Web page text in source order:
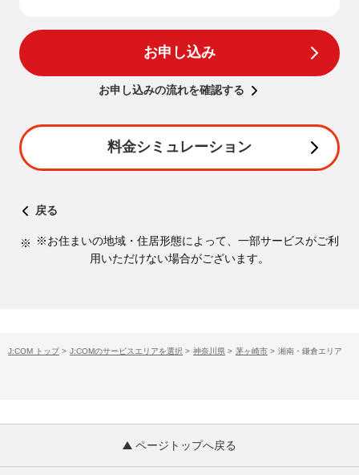
お申し込み
お申し込みの流れを確認する
料金シミュレーション
戻る
※お住まいの地域・住居形態によって、一部サービスがご利
用いただけない場合がございます。
J:COM トップ > J:COMのサービスエリアを選択 > 神奈川県 > 茅ヶ崎市 > 湘南・鎌倉エリア
ページトップへ戻る